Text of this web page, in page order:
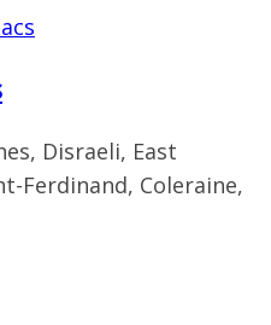
Disraeli, East
Ferdinand, Coleraine,